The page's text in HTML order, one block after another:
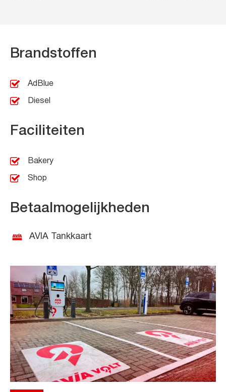
Brandstoffen
AdBlue
Diesel
Faciliteiten
Bakery
Shop
Betaalmogelijkheden
AVIA Tankkaart